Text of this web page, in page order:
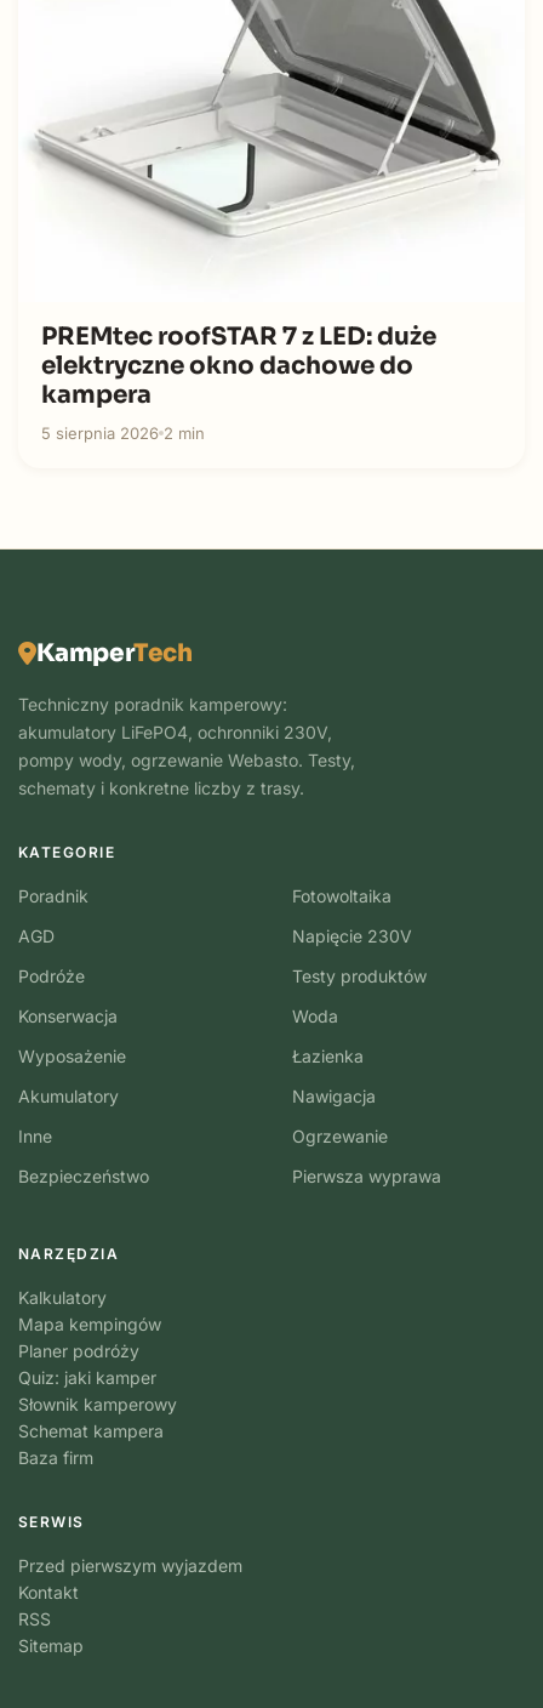
PREMtec roofSTAR 7 z LED: duże
elektryczne okno dachowe do
kampera
5 sierpnia 2026 2 min
KamperTech
Techniczny poradnik kamperowy:
akumulatory LiFePO4, ochronniki 230V,
pompy wody, ogrzewanie Webasto. Testy,
schematy i konkretne liczby z trasy.
KATEGORIE
Poradnik
AGD
Podróże
Konserwacja
Wyposażenie
Akumulatory
Inne
Bezpieczeństwo
Fotowoltaika
Napięcie 230V
Testy produktów
Woda
Łazienka
Nawigacja
Ogrzewanie
Pierwsza wyprawa
NARZĘDZIA
Kalkulatory
Mapa kempingów
Planer podróży
Quiz: jaki kamper
Słownik kamperowy
Schemat kampera
Baza firm
SERWIS
Przed pierwszym wyjazdem
Kontakt
RSS
Sitemap